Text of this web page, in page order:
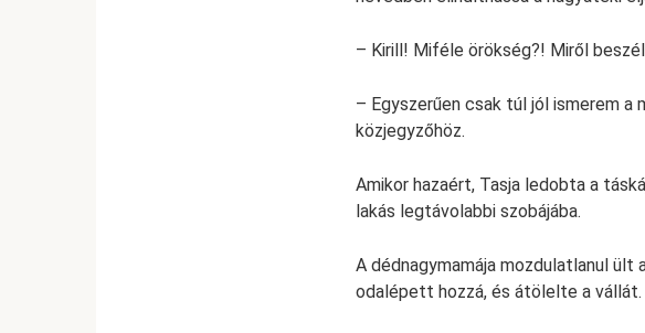
– Kirill! Miféle örökség?! Miről
– Egyszerűen csak túl jól ismerem a
közjegyzőhöz.
Amikor hazaért, Tasja ledobta a
lakás legtávolabbi szobájába.
A dédnagymamája mozdulatlanul
odalépett hozzá, és átölelte a vállát.